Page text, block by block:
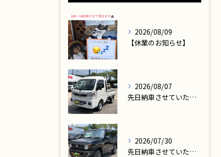
2026/08/09
【休業のお知らせ】
2026/08/07
先日納車させていただきましたお客様は、大津市在住のN様です。
2026/07/30
先日納車させていただきましたお客様は、高島市在住のM様です。